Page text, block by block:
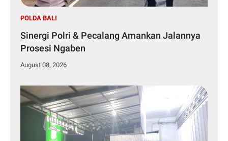
POLDA BALI
Sinergi Polri & Pecalang Amankan Jalannya
Prosesi Ngaben
August 08, 2026